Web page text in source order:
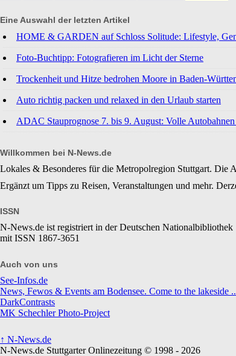
Eine Auswahl der letzten Artikel
HOME & GARDEN auf Schloss Solitude: Lifestyle,
Foto-Buchtipp: Fotografieren im Licht der Sterne
Trockenheit und Hitze bedrohen Moore in Baden-
Auto richtig packen und relaxed in den Urlaub starten
ADAC Stauprognose 7. bis 9. August: Volle
Willkommen bei N-News.de
Lokales & Besonderes für die Metropolregion Stuttgart. Die
Ergänzt um Tipps zu Reisen, Veranstaltungen und mehr.
ISSN
N-News.de ist registriert in der Deutschen Nationalbibliothek
mit ISSN 1867-3651
Auch von uns
See-Infos.de
News, Fewos & Events am Bodensee. Come to the lakeside
DarkContrasts
MK Schechler Photo-Project
↑ N-News.de
N-News.de Stuttgarter Onlinezeitung © 1998 - 2026